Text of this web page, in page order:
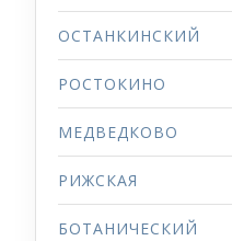
ОСТАНКИНСКИЙ
РОСТОКИНО
МЕДВЕДКОВО
РИЖСКАЯ
БОТАНИЧЕСКИЙ